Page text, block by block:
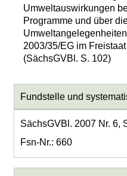
Umweltauswirkungen
Programme und über
2003/35/EG im
(SächsGVBl. S. 102)
Fundstelle und
SächsGVBl. 2007 Nr. 6,
Fsn-Nr.: 660